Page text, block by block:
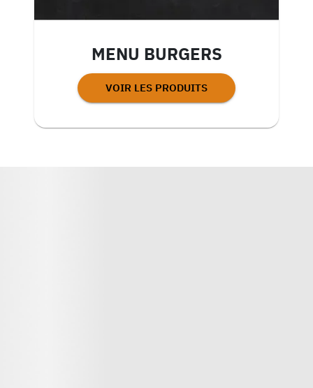
MENU BURGERS
VOIR LES PRODUITS